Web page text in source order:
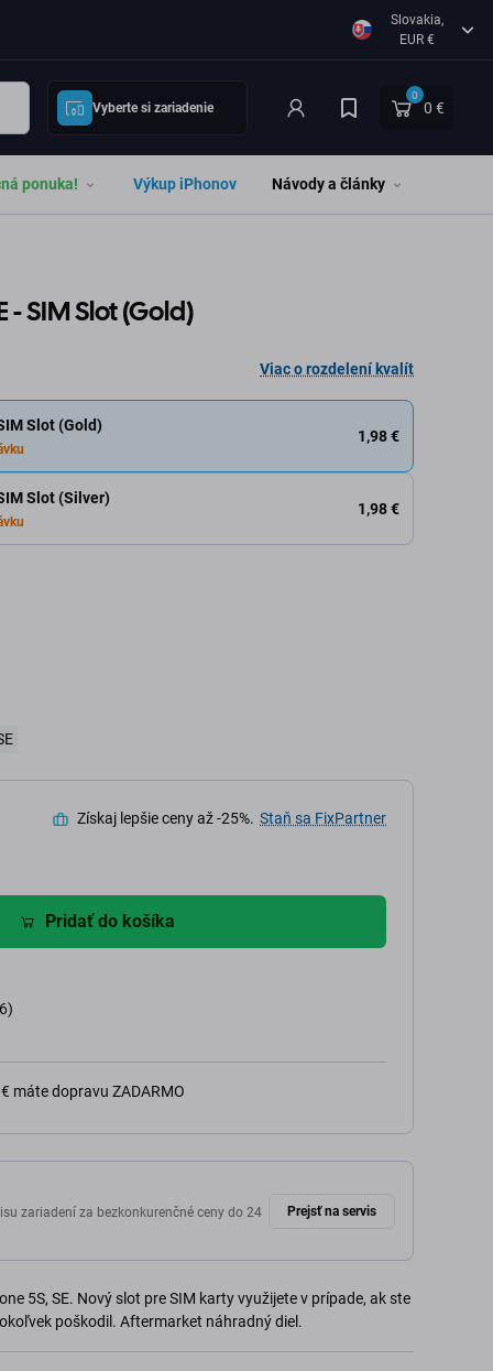
Slovakia,
EUR €
Vyberte si zariadenie
0
0 €
ponuka! Výkup iPhonov Návody a články
- SIM Slot (Gold)
Viac o rozdelení kvalít
Slot (Silver)
1,98 €
Slot (Gold)
1,98 €
Získaj lepšie ceny až -25%. Staň sa FixPartner
Pridať do košíka
máte dopravu ZADARMO
zariadení za bezkonkurenčné ceny do 24
Prejsť na servis
5S, SE. Nový slot pre SIM karty využijete v prípade, ak ste
poškodil. Aftermarket náhradný diel.